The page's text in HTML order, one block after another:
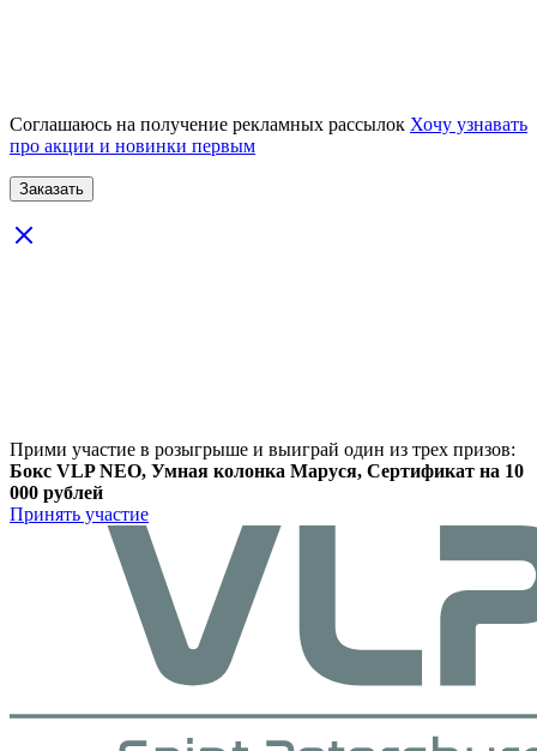
Соглашаюсь на получение рекламных рассылок Хочу узнавать
про акции и новинки первым
Прими участие в розыгрыше и выиграй один из трех призов:
Бокс VLP NEO, Умная колонка Маруся, Сертификат на 10
000 рублей
Принять участие